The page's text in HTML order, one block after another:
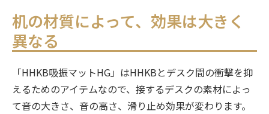
机の材質によって、効果は大きく
異なる
「HHKB吸振マットHG」はHHKBとデスク間の衝撃を抑
えるためのアイテムなので、接するデスクの素材によっ
て音の大きさ、音の高さ、滑り止め効果が変わります。